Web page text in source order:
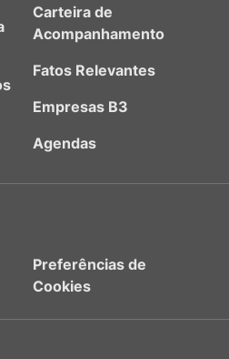
Carteira de
Acompanhamento
Fatos Relevantes
Empresas B3
Agendas
Preferências de
Cookies